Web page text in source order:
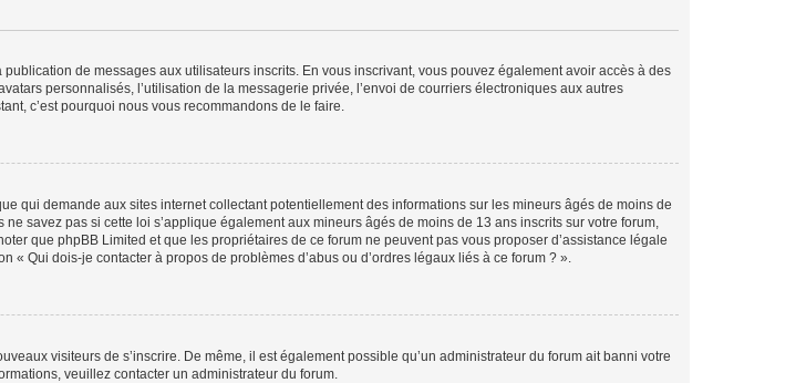
de messages aux utilisateurs inscrits. En vous inscrivant, vous pouvez également avoir accès à des
personnalisés, l’utilisation de la messagerie privée, l’envoi de courriers électroniques aux autres
c’est pourquoi nous vous recommandons de le faire.
qui demande aux sites internet collectant potentiellement des informations sur les mineurs âgés de moins de
savez pas si cette loi s’applique également aux mineurs âgés de moins de 13 ans inscrits sur votre forum,
que phpBB Limited et que les propriétaires de ce forum ne peuvent pas vous proposer d’assistance légale
Qui dois-je contacter à propos de problèmes d’abus ou d’ordres légaux liés à ce forum ? ».
visiteurs de s’inscrire. De même, il est également possible qu’un administrateur du forum ait banni votre
veuillez contacter un administrateur du forum.